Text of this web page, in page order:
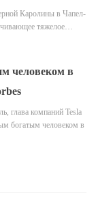
Каролины в Чапел-
тяжелое…
человеком в
глава компаний Tesla
богатым человеком в